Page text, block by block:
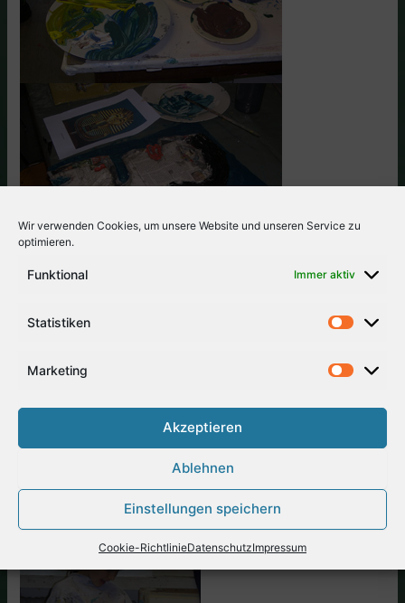
Wir verwenden Cookies, um unsere Website und unseren Service zu
optimieren.
Funktional Immer aktiv
Statistiken
Marketing
Akzeptieren
Ablehnen
Einstellungen speichern
Cookie-RichtlinieDatenschutzImpressum